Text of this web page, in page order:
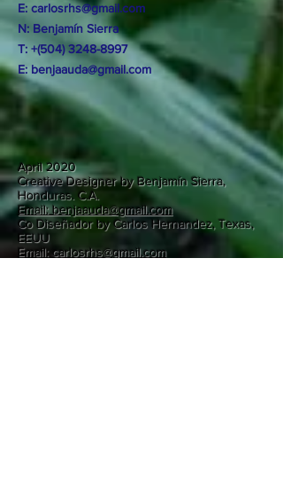
E: carlosrhs@gmail.com
N: Benjamín Sierra
T: +(504)3248-8997
E: benjaauda@gmail.com
April 2020
Creative Designer by Benjamín Sierra,
Honduras. C.A.
Email: benjaauda@gmail.com
Co Diseñador by Carlos Hernandez, Texas,
EEUU
Email: carlosrhs@gmail.com